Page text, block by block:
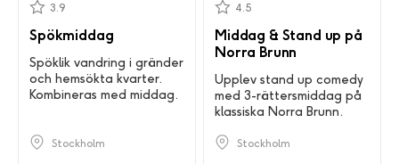
Spökmiddag
3.9
Spöklik vandring i gränder
och hemsökta kvarter.
Kombineras med middag.
Stockholm
Middag & Stand up på
Norra Brunn
4.5
Upplev stand up comedy
med 3-rättersmiddag på
klassiska Norra Brunn.
Stockholm